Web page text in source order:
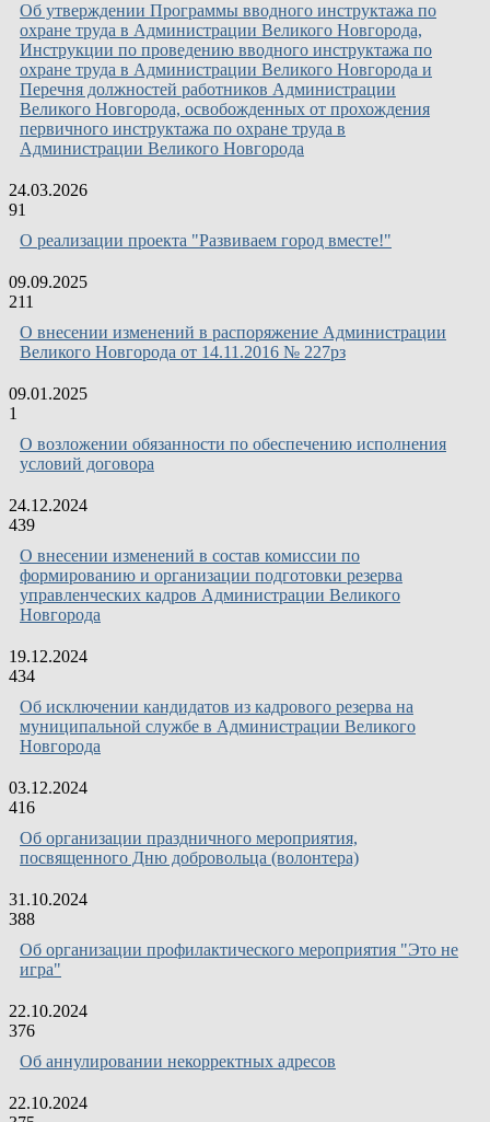
Об утверждении Программы вводного инструктажа по
охране труда в Администрации Великого Новгорода,
Инструкции по проведению вводного инструктажа по
охране труда в Администрации Великого Новгорода и
Перечня должностей работников Администрации
Великого Новгорода, освобожденных от прохождения
первичного инструктажа по охране труда в
Администрации Великого Новгорода
24.03.2026
91
О реализации проекта "Развиваем город вместе!"
09.09.2025
211
О внесении изменений в распоряжение Администрации
Великого Новгорода от 14.11.2016 № 227рз
09.01.2025
1
О возложении обязанности по обеспечению исполнения
условий договора
24.12.2024
439
О внесении изменений в состав комиссии по
формированию и организации подготовки резерва
управленческих кадров Администрации Великого
Новгорода
19.12.2024
434
Об исключении кандидатов из кадрового резерва на
муниципальной службе в Администрации Великого
Новгорода
03.12.2024
416
Об организации праздничного мероприятия,
посвященного Дню добровольца (волонтера)
31.10.2024
388
Об организации профилактического мероприятия "Это не
игра"
22.10.2024
376
Об аннулировании некорректных адресов
22.10.2024